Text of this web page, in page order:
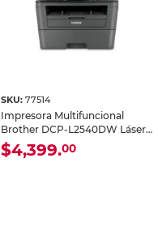
SKU:77514
Impresora Multifuncional
Brother DCP-L2540DW Láser
Blanco y Negro Wi-Fi
$4,399.00